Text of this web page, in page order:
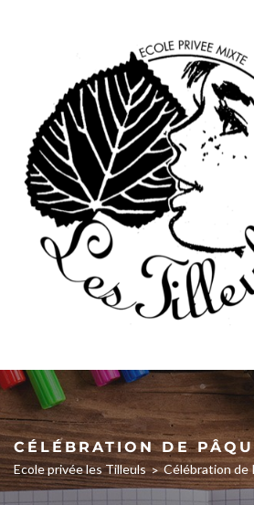
CÉLÉBRATION DE
Ecole privée les Tilleuls > Célébration de